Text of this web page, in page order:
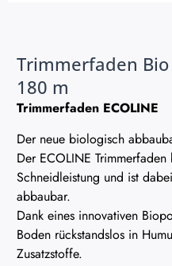
Trimmerfaden Bio
180 m
Trimmerfaden ECOLINE
Der neue biologisch
Der ECOLINE
Schneidleistung und ist
abbaubar.
Dank eines innovativen
Boden rückstandslos in
Zusatzstoffe.